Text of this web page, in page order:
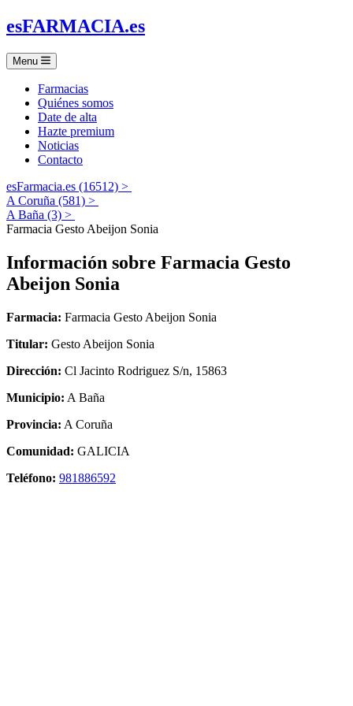
esFARMACIA.es
Menu
Farmacias
Quiénes somos
Date de alta
Hazte premium
Noticias
Contacto
esFarmacia.es (16512) >
A Coruña (581) >
A Baña (3) >
Farmacia Gesto Abeijon Sonia
Información sobre Farmacia Gesto
Abeijon Sonia
Farmacia: Farmacia Gesto Abeijon Sonia
Titular: Gesto Abeijon Sonia
Dirección: Cl Jacinto Rodriguez S/n, 15863
Municipio: A Baña
Provincia: A Coruña
Comunidad: GALICIA
Teléfono: 981886592